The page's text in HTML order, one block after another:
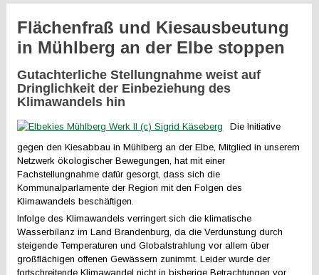
Flächenfraß und Kiesausbeutung
in Mühlberg an der Elbe stoppen
Gutachterliche Stellungnahme weist auf
Dringlichkeit der Einbeziehung des
Klimawandels hin
Die Initiative
gegen den Kiesabbau in Mühlberg an der Elbe, Mitglied in unserem
Netzwerk ökologischer Bewegungen, hat mit einer
Fachstellungnahme dafür gesorgt, dass sich die
Kommunalparlamente der Region mit den Folgen des
Klimawandels beschäftigen.
Infolge des Klimawandels verringert sich die klimatische
Wasserbilanz im Land Brandenburg, da die Verdunstung durch
steigende Temperaturen und Globalstrahlung vor allem über
großflächigen offenen Gewässern zunimmt. Leider wurde der
fortschreitende Klimawandel nicht in bisherige Betrachtungen vor